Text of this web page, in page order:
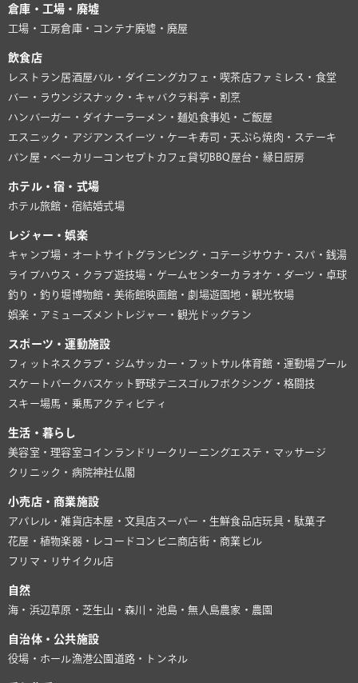
倉庫・工場・廃墟
工場・工房倉庫・コンテナ廃墟・廃屋
飲食店
レストラン居酒屋バル・ダイニングカフェ・喫茶店ファミレス・食堂
バー・ラウンジ スナック・キャバクラ料亭・割烹
ハンバーガー・ダイナーラーメン・麺処食事処・ご飯屋
エスニック・アジアン スイーツ・ケーキ寿司・天ぷら焼肉・ステーキ
パン屋・ベーカリー コンセプトカフェ貸切BBQ 屋台・縁日 厨房
ホテル・宿・式場
ホテル旅館・宿結婚式場
レジャー・娯楽
キャンプ場・オートサイト グランピング・コテージサウナ・スパ・銭湯
ライブハウス・クラブ遊技場・ゲームセンターカラオケ・ダーツ・卓球
釣り・釣り堀博物館・美術館映画館・劇場遊園地・観光牧場
娯楽・アミューズメント レジャー・観光 ドッグラン
スポーツ・運動施設
フィットネスクラブ・ジム サッカー・フットサル体育館・運動場プール
スケートパーク バスケット 野球テニス ゴルフ ボクシング・格闘技
スキー場馬・乗馬アクティビティ
生活・暮らし
美容室・理容室 コインランドリー クリーニングエステ・マッサージ
クリニック・病院神社仏閣
小売店・商業施設
アパレル・雑貨店本屋・文具店 スーパー・生鮮食品店玩具・駄菓子
花屋・植物楽器・レコード コンビニ商店街・商業ビル
フリマ・リサイクル店
自然
海・浜辺 草原・芝生山・森川・池島・無人島農家・農園
自治体・公共施設
役場・ホール漁港公園 道路・トンネル